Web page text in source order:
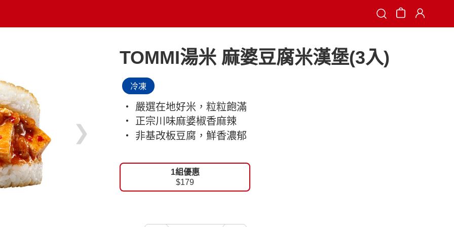
Search
❯
TOMMI湯米 麻婆豆腐米漢堡(3入)
冷凍
‧ 嚴選在地好米，粒粒飽滿
‧ 正宗川味麻婆椒香麻辣
‧ 非基改板豆腐，鮮香濃郁
1組優惠
$179